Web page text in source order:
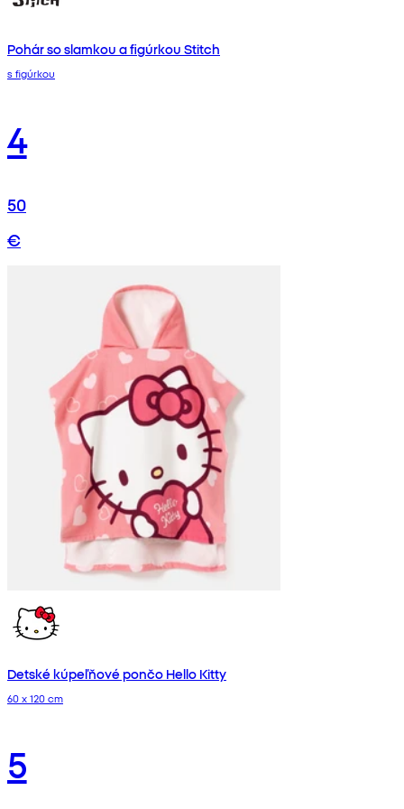
Pohár so slamkou a figúrkou Stitch
s figúrkou
4
50
€
Detské kúpeľňové pončo Hello Kitty
60 x 120 cm
5